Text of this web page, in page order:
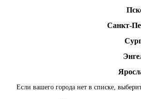
Санкт-
Если вашего города нет в списке,